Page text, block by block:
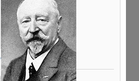
Op deze pagina